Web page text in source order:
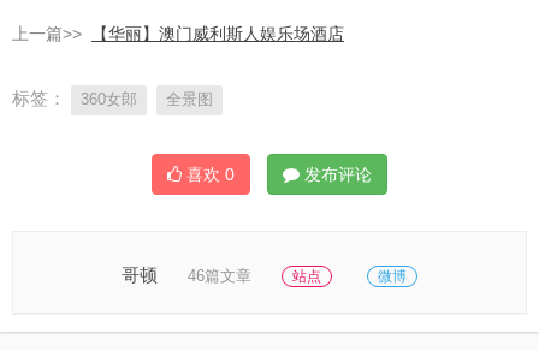
上一篇>> 【华丽】澳门威利斯人娱乐场酒店
标签： 360女郎 全景图
喜欢 0 发布评论
哥顿 46篇文章 站点 微博